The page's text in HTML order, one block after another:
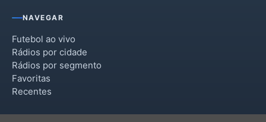
NAVEGAR
Futebol ao vivo
Rádios por cidade
Rádios por segmento
Favoritas
Recentes